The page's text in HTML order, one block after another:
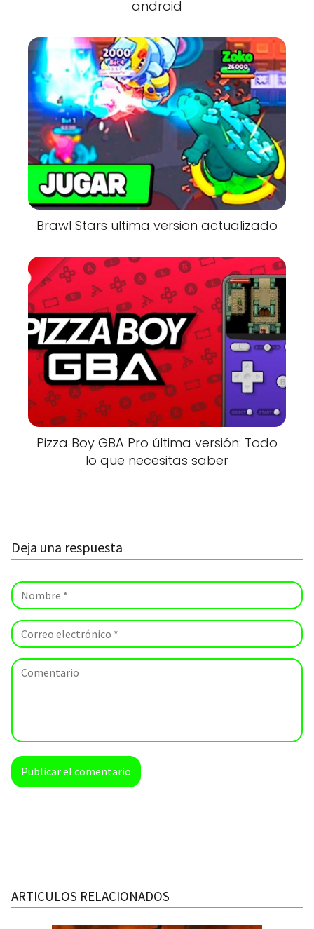
android
Brawl Stars ultima version actualizado
Pizza Boy GBA Pro última versión: Todo
lo que necesitas saber
Deja una respuesta
ARTICULOS RELACIONADOS